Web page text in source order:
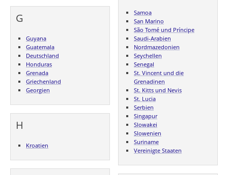
G
Guyana
Guatemala
Deutschland
Honduras
Grenada
Griechenland
Georgien
H
Kroatien
Samoa
San Marino
São Tomé und Príncipe
Saudi-Arabien
Nordmazedonien
Seychellen
Senegal
St. Vincent und die
Grenadinen
St. Kitts und Nevis
St. Lucia
Serbien
Singapur
Slowakei
Slowenien
Suriname
Vereinigte Staaten